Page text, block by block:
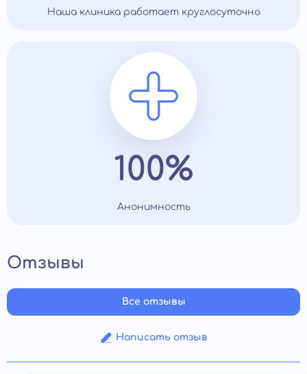
Наша клиника работает круглосуточно
100%
Анонимность
Отзывы
Написать отзыв
Все отзывы